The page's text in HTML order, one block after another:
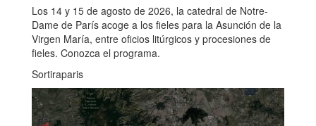
Los 14 y 15 de agosto de 2026, la catedral de Notre-
Dame de París acoge a los fieles para la Asunción de la
Virgen María, entre oficios litúrgicos y procesiones de
fieles. Conozca el programa.
Sortiraparis